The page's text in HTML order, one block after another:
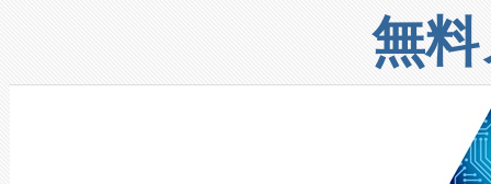
上げおよび商用化段階におけ
設備整備および立ち上げ調整
加組織は、Enzeneのバイオ
選定された製品について、自
増加しているデータセンター
る電力網に大きな負担をかけ
事業者の負担軽減という課題
系統連系を迅速にし、ピーク
リューション「Avia 2」を発
したAvia 2は、1,000メート
狭視野のFOVを切り替えるこ
ケーブル、枝などの細かな対
無